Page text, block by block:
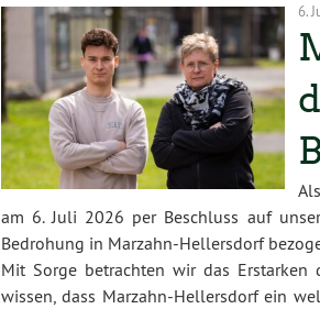
6.
am 6. Juli 2026 per Beschluss auf
Bedrohung in Marzahn-Hellersdorf
Mit Sorge betrachten wir das Erstarken
wissen, dass Marzahn-Hellersdorf ein